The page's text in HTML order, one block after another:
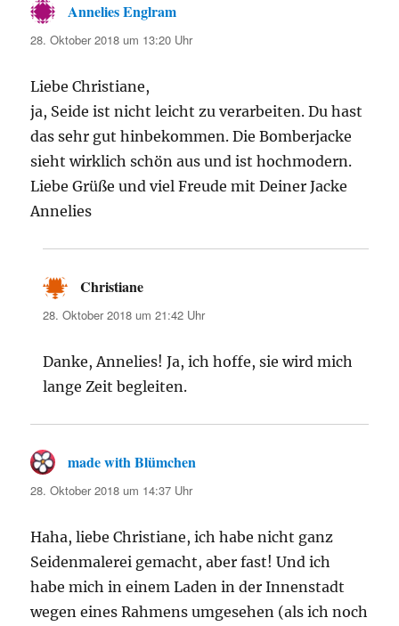
Annelies Englram
28. Oktober 2018 um 13:20 Uhr
Liebe Christiane,
ja, Seide ist nicht leicht zu verarbeiten. Du hast
das sehr gut hinbekommen. Die Bomberjacke
sieht wirklich schön aus und ist hochmodern.
Liebe Grüße und viel Freude mit Deiner Jacke
Annelies
Christiane
28. Oktober 2018 um 21:42 Uhr
Danke, Annelies! Ja, ich hoffe, sie wird mich
lange Zeit begleiten.
made with Blümchen
28. Oktober 2018 um 14:37 Uhr
Haha, liebe Christiane, ich habe nicht ganz
Seidenmalerei gemacht, aber fast! Und ich
habe mich in einem Laden in der Innenstadt
wegen eines Rahmens umgesehen (als ich noch